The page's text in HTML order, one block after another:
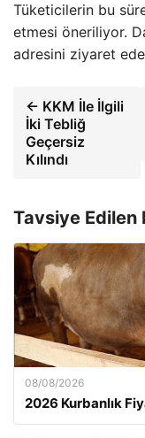
Tüketicilerin bu
etmesi öneriliyor.
adresini ziyaret
← KKM İle İlgili
İki Tebliğ
Geçersiz
Kılındı
Tavsiye Edilen
08/08/2026
2026 Kurbanlık